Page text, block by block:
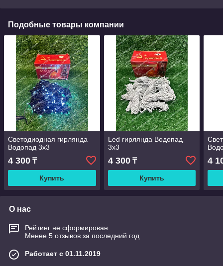
Подобные товары компании
Светодиодная гирлянда
Водопад 3х3
4 300 ₸
Купить
Led гирлянда Водопад
3х3
4 300₸
Купить
4
О нас
Рейтинг не сформирован
Менее 5 отзывов за последний год
Работает с 01.11.2019